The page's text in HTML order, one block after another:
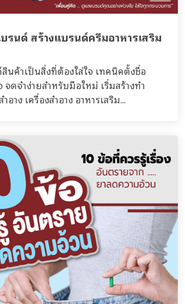
รนด์ สร้างแบรนด์ครีมอาหารเสริม
นค้าเป็นสิ่งที่ต้องใส่ใจ เทคนิคตั้งชื่อ
ดจำง่ายสำหรับมือใหม่ เริ่มสร้างทำ
าง เครื่องสำอาง อาหารเสริม...